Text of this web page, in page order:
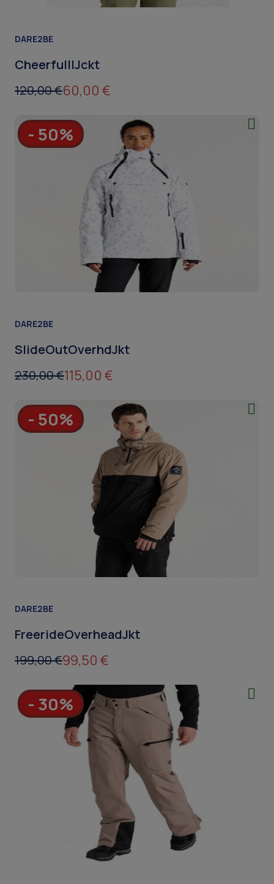
DARE2BE
CheerfulIIJckt
120,00 €60,00 €
- 50%
DARE2BE
SlideOutOverhdJkt
230,00 €115,00 €
- 50%
DARE2BE
FreerideOverheadJkt
199,00 €99,50 €
- 30%